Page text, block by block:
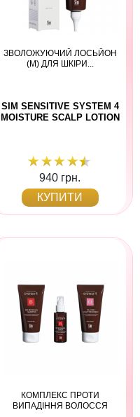
ЗВОЛОЖУЮЧИЙ ЛОСЬЙОН
(М) ДЛЯ ШКІРИ...
SIM SENSITIVE SYSTEM 4
MOISTURE SCALP LOTION
940 грн.
КУПИТИ
КОМПЛЕКС ПРОТИ
ВИПАДІННЯ ВОЛОССЯ